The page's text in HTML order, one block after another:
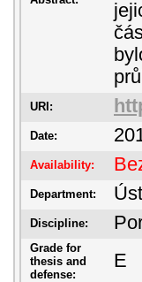
URI:
Date:
Availability:
Department:
Discipline:
Grade for
thesis and
defense:
E